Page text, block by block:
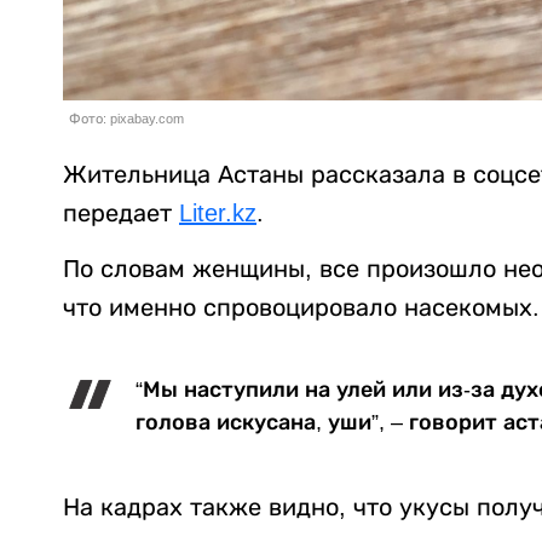
Фото: pixabay.com
Жительница Астаны рассказала в
передает Liter.kz.
По словам женщины, все произошло
что именно спровоцировало насекомых.
“Мы наступили на улей или из-за
голова искусана, уши”, – говорит
На кадрах также видно, что укусы